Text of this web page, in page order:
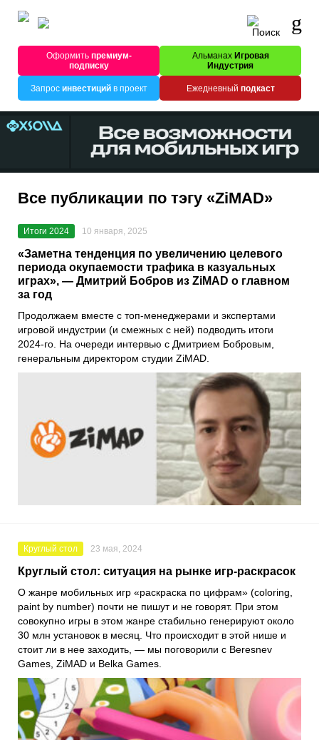
Оформитьпремиум-
подписку
Альманах Игровая
Индустрия
Запрос инвестицийв проект Ежедневный подкаст
Все публикации по тэгу «ZiMAD»
Итоги 2024 10 января, 2025
«Заметна тенденция по увеличению целевого
периода окупаемости трафика в казуальных
играх», — Дмитрий Бобров из ZiMAD о главном
за год
Продолжаем вместе с топ-менеджерами и экспертами
игровой индустрии (и смежных с ней) подводить итоги
2024-го. На очереди интервью с Дмитрием Бобровым,
генеральным директором студии ZiMAD.
Круглый стол 23 мая, 2024
Круглый стол: ситуация на рынке игр-раскрасок
О жанре мобильных игр «раскраска по цифрам» (coloring,
paint by number) почти не пишут и не говорят. При этом
совокупно игры в этом жанре стабильно генерируют около
30 млн установок в месяц. Что происходит в этой нише и
стоит ли в нее заходить, — мы поговорили с Beresnev
Games, ZiMAD и Belka Games.